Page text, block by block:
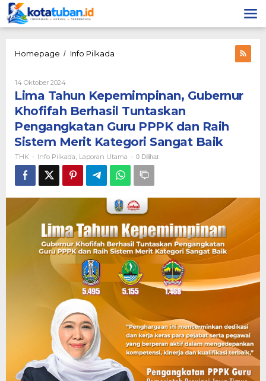
Lewati
ke
konten
Homepage / Info Pilkada
Khofifah
Berhasil
Tuntaskan
Pengangkatan
Guru
PPPK
dan
Raih
Sistem
Kategori
Sangat
Baik
14 Oktober 2024Oleh
THK
Lima Tahun Kepemimpinan, Gubernur
Khofifah Berhasil Tuntaskan
Pengangkatan Guru PPPK dan Raih
Sistem Merit Kategori Sangat Baik
THK - Info Pilkada Laporan Utama - 0 Dilihat